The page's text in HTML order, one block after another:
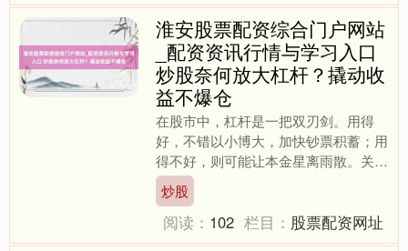
淮安股票配资综合门户网站
_配资资讯行情与学习入口
炒股奈何放大杠杆？撬动收
益不爆仓
在股市中，杠杆是一把双刃剑。用得
好，不错以小博大，加快钞票积蓄；用
得不好，则可能让本金星离雨散。关于
有一定警告的投资者来说，合理使用杠
杆，是在截至风险的前提下放....
炒股
阅读： 102 栏目： 股票配资网址